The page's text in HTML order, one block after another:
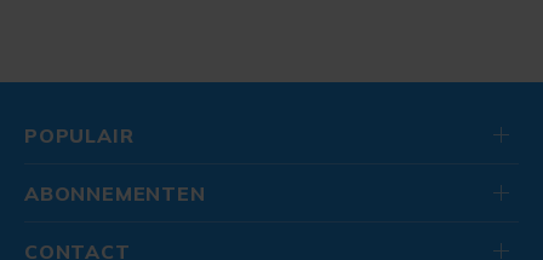
POPULAIR
ABONNEMENTEN
CONTACT